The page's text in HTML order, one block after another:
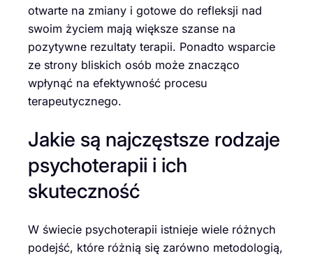
otwarte na zmiany i gotowe do refleksji nad
swoim życiem mają większe szanse na
pozytywne rezultaty terapii. Ponadto wsparcie
ze strony bliskich osób może znacząco
wpłynąć na efektywność procesu
terapeutycznego.
Jakie są najczęstsze rodzaje
psychoterapii i ich
skuteczność
W świecie psychoterapii istnieje wiele różnych
podejść, które różnią się zarówno metodologią,